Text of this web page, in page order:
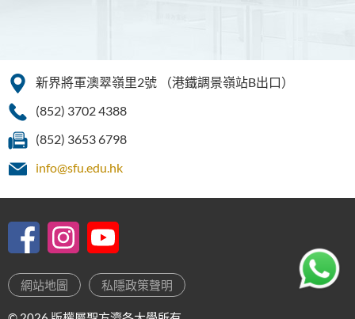
新界將軍澳翠嶺里2號
（港鐵調景嶺站B出口）
(852) 3702 4388
(852) 3653 6798
info@sfu.edu.hk
網站地圖 私隱政策聲明